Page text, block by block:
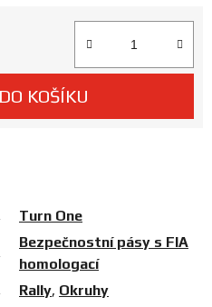
KOŠÍKU
Turn One
Bezpečnostní pásy s FIA
homologací
Rally, Okruhy